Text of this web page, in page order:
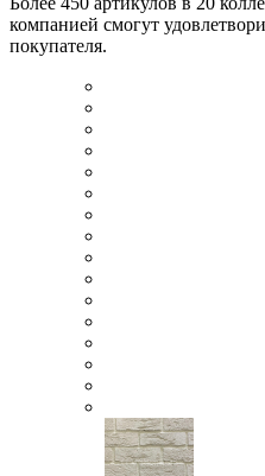
компанией смогут
покупателя.